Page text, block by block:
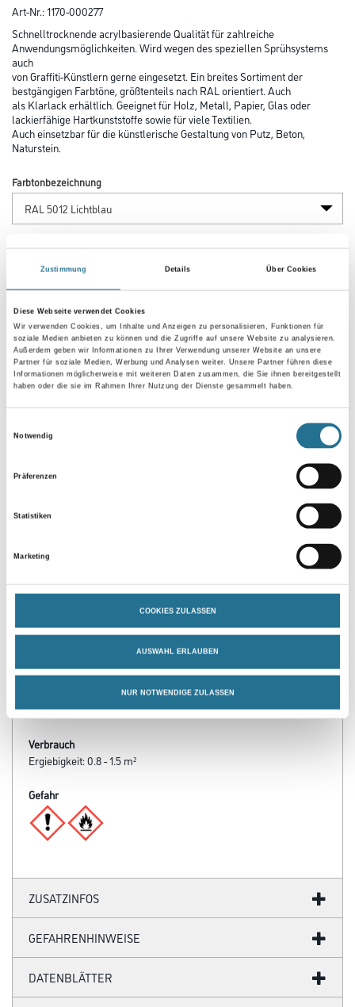
Zustimmung Details Über Cookies
Diese Webseite verwendet Cookies
Wir verwenden Cookies, um Inhalte und Anzeigen zu personalisieren, Funktionen für
soziale Medien anbieten zu können und die Zugriffe auf unsere Website zu analysieren.
Außerdem geben wir Informationen zu Ihrer Verwendung unserer Website an unsere
Partner für soziale Medien, Werbung und Analysen weiter. Unsere Partner führen diese
Informationen möglicherweise mit weiteren Daten zusammen, die Sie ihnen bereitgestellt
haben oder die sie im Rahmen Ihrer Nutzung der Dienste gesammelt haben.
Notwendig
Präferenzen
Statistiken
Marketing
COOKIES ZULASSEN
AUSWAHL ERLAUBEN
NUR NOTWENDIGE ZULASSEN
Art-Nr.:1170-000277
Schnelltrocknende acrylbasierende Qualität für zahlreiche
Anwendungsmöglichkeiten. Wird wegen des speziellen Sprühsystems
auch
von Graffiti-Künstlern gerne eingesetzt. Ein breites Sortiment der
bestgängigen Farbtöne, größtenteils nach RAL orientiert. Auch
als Klarlack erhältlich. Geeignet für Holz, Metall, Papier, Glas oder
lackierfähige Hartkunststoffe sowie für viele Textilien.
Auch einsetzbar für die künstlerische Gestaltung von Putz, Beton,
Naturstein.
Farbtonbezeichnung
Gebinde
Umrechnungsfaktoren
PRODUKTEIGENSCHAFTEN
Verarbeitungszeit
Verarbeitungstemp./Luftfeuchte
Arbeitstemperatur: 10 - 25 °C
Verbrauch
Ergiebigkeit: 0.8 - 1.5 m²
Gefahr
ZUSATZINFOS
GEFAHRENHINWEISE
DATENBLÄTTER